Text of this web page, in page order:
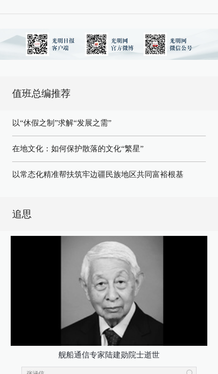
值班总编推荐
以“休假之制”求解“发展之需”
在地文化：如何保护散落的文化“繁星”
以常态化精准帮扶筑牢边疆民族地区共同富裕根基
追思
舰船通信专家陆建勋院士逝世